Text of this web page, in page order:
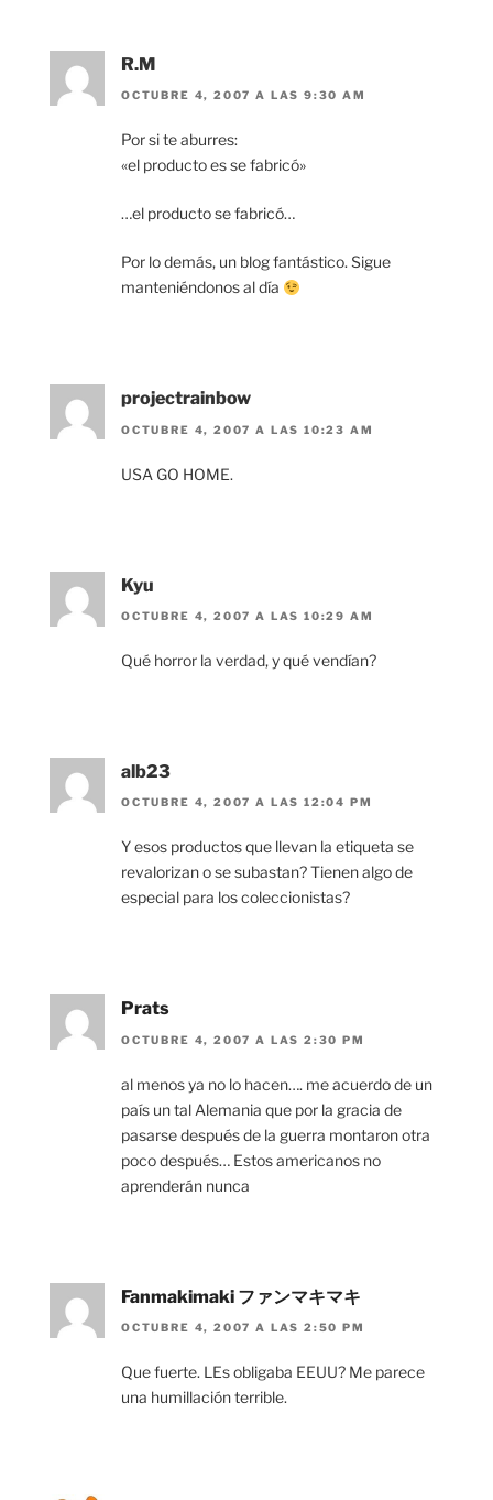
R.M
OCTUBRE 4, 2007 A LAS 9:30 AM
Por si te aburres:
«el producto es se fabricó»
…el producto se fabricó…
Por lo demás, un blog fantástico. Sigue
manteniéndonos al día
projectrainbow
OCTUBRE 4, 2007 A LAS 10:23 AM
USA GO HOME.
Kyu
OCTUBRE 4, 2007 A LAS 10:29 AM
Qué horror la verdad, y qué vendían?
alb23
OCTUBRE 4, 2007 A LAS 12:04 PM
Y esos productos que llevan la etiqueta se
revalorizan o se subastan? Tienen algo de
especial para los coleccionistas?
Prats
OCTUBRE 4, 2007 A LAS 2:30 PM
al menos ya no lo hacen…. me acuerdo de un
país un tal Alemania que por la gracia de
pasarse después de la guerra montaron otra
poco después… Estos americanos no
aprenderán nunca
Fanmakimaki ファンマキマキ
OCTUBRE 4, 2007 A LAS 2:50 PM
Que fuerte. LEs obligaba EEUU? Me parece
una humillación terrible.